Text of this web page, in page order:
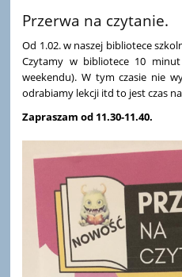
Przerwa na czytanie.
Od 1.02. w naszej bibliotece
Czytamy w bibliotece 10
weekendu). W tym czasie nie
odrabiamy lekcji itd to jest czas
Zapraszam od 11.30-11.40.